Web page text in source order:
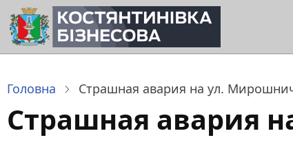
Перейти
до
основного
Головна Страшная авария на ул.
Страшная авария